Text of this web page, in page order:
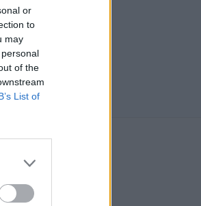
or
to
may
of the
List of
#